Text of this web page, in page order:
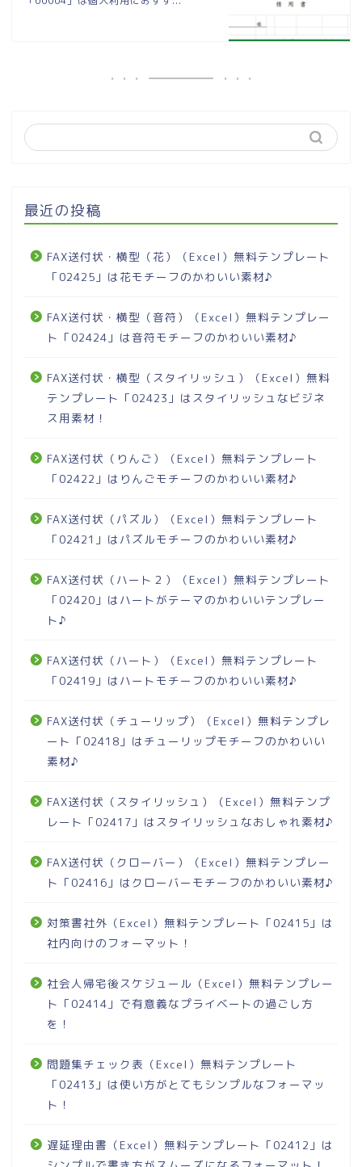
最近の投稿
FAX送付状・横型（花）（Excel）無料テンプレート
「02425」は花モチーフのかわいい素材♪
FAX送付状・横型（音符）（Excel）無料テンプレー
ト「02424」は音符モチーフのかわいい素材♪
FAX送付状・横型（スタイリッシュ）（Excel）無料
テンプレート「02423」はスタイリッシュなビジネ
ス用素材！
FAX送付状（りんご）（Excel）無料テンプレート
「02422」はりんごモチーフのかわいい素材♪
FAX送付状（パズル）（Excel）無料テンプレート
「02421」はパズルモチーフのかわいい素材♪
FAX送付状（ハート２）（Excel）無料テンプレート
「02420」はハートがテーマのかわいいテンプレー
ト♪
FAX送付状（ハート）（Excel）無料テンプレート
「02419」はハートモチーフのかわいい素材♪
FAX送付状（チューリップ）（Excel）無料テンプレ
ート「02418」はチューリップモチーフのかわいい
素材♪
FAX送付状（スタイリッシュ）（Excel）無料テンプ
レート「02417」はスタイリッシュなおしゃれ素材♪
FAX送付状（クローバー）（Excel）無料テンプレー
ト「02416」はクローバーモチーフのかわいい素材♪
対策書社外（Excel）無料テンプレート「02415」は
社内向けのフォーマット！
社会人帰宅後スケジュール（Excel）無料テンプレー
ト「02414」で有意義なプライベートの過ごし方
を！
問題集チェック表（Excel）無料テンプレート
「02413」は使い方がとてもシンプルなフォーマッ
ト！
遅延理由書（Excel）無料テンプレート「02412」は